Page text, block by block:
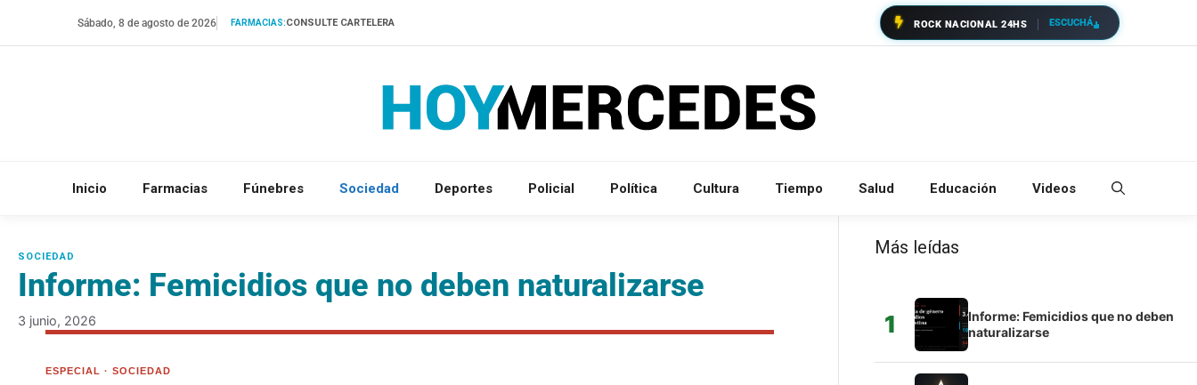
Sábado, 8 de agosto de 2026 FARMACIAS:CONSULTE CARTELERA ROCK NACIONAL 24HS ESCUCHÁ
Inicio Farmacias Fúnebres Sociedad Deportes Policial Política Cultura Tiempo Salud Educación Videos
Informe: Femicidios que no deben naturalizarse
3 junio, 2026
ESPECIAL · SOCIEDAD
Más leídas
1
Informe: Femicidios que no deben
naturalizarse